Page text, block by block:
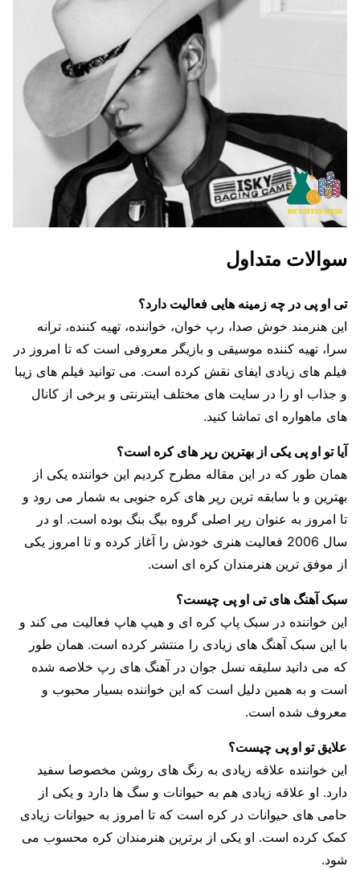
سوالات متداول
تی او پی در چه زمینه هایی فعالیت دارد؟
این هنرمند خوش صدا، رپ خوان، خواننده، تهیه کننده، ترانه
سرا، تهیه کننده موسیقی و بازیگر معروفی است که تا امروز در
فیلم های زیادی ایفای نقش کرده است. می توانید فیلم های زیبا
و جذاب او را در سایت های مختلف اینترنتی و برخی از کانال
های ماهواره ای تماشا کنید.
آیا تو او پی یکی از بهترین رپر های کره است؟
همان طور که در این مقاله مطرح کردیم این خواننده یکی از
بهترین و با سابقه ترین رپر های کره جنوبی به شمار می رود و
تا امروز به عنوان رپر اصلی گروه بیگ بنگ بوده است. او در
سال 2006 فعالیت هنری خودش را آغاز کرده و تا امروز یکی
از موفق ترین هنرمندان کره ای است.
سبک آهنگ های تی او پی چیست؟
این خواننده در سبک پاپ کره ای و هیپ هاپ فعالیت می کند و
با این سبک آهنگ های زیادی را منتشر کرده است. همان طور
که می دانید سلیقه نسل جوان در آهنگ های رپ خلاصه شده
است و به همین دلیل است که این خواننده بسیار محبوب و
معروف شده است.
علایق تو او پی چیست؟
این خواننده علاقه زیادی به رنگ های روشن مخصوصا سفید
دارد. او علاقه زیادی هم به حیوانات و سگ ها دارد و یکی از
حامی های حیوانات در کره است که تا امروز به حیوانات زیادی
کمک کرده است. او یکی از برترین هنرمندان کره محسوب می
شود.